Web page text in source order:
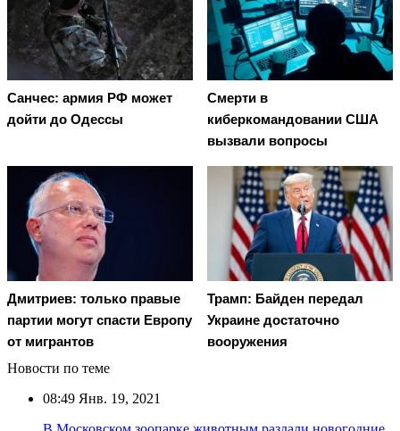
Санчес: армия РФ может
дойти до Одессы
Смерти в
киберкомандовании США
вызвали вопросы
Дмитриев: только правые
партии могут спасти Европу
от мигрантов
Трамп: Байден передал
Украине достаточно
вооружения
Новости по теме
08:49 Янв. 19, 2021